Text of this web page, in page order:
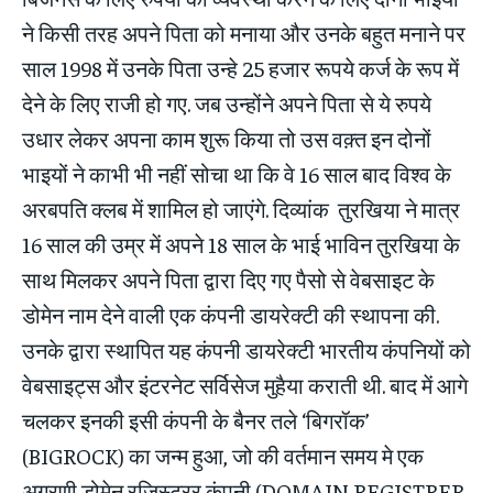
ने किसी तरह अपने पिता को मनाया और उनके बहुत मनाने पर
साल 1998 में उनके पिता उन्हे 25 हजार रूपये कर्ज के रूप में
देने के लिए राजी हो गए. जब उन्होंने अपने पिता से ये रुपये
उधार लेकर अपना काम शुरू किया तो उस वक़्त इन दोनों
भाइयों ने काभी भी नहीं सोचा था कि वे 16 साल बाद विश्व के
अरबपति क्लब में शामिल हो जाएंगे. दिव्यांक तुरखिया ने मात्र
16 साल की उम्र में अपने 18 साल के भाई भाविन तुरखिया के
साथ मिलकर अपने पिता द्वारा दिए गए पैसो से वेबसाइट के
डोमेन नाम देने वाली एक कंपनी डायरेक्टी की स्थापना की.
उनके द्वारा स्थापित यह कंपनी डायरेक्टी भारतीय कंपनियों को
वेबसाइट्स और इंटरनेट सर्विसेज मुहैया कराती थी. बाद में आगे
चलकर इनकी इसी कंपनी के बैनर तले ‘बिगरॉक’
(BIGROCK) का जन्म हुआ, जो की वर्तमान समय मे एक